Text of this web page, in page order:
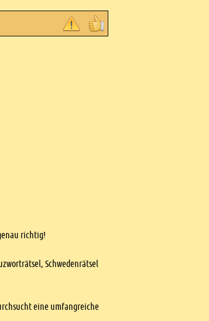
richtig!
Schwedenrätsel
eine umfangreiche